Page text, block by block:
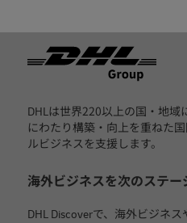
フッター
DHLは世界220以上の国・地域
にわたり構築・向上を重ねた
ルビジネスを支援します。
海外ビジネスを次のステー
DHL Discoverで、海外ビジネ